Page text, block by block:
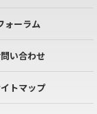
ォーラム
い合わせ
トマップ